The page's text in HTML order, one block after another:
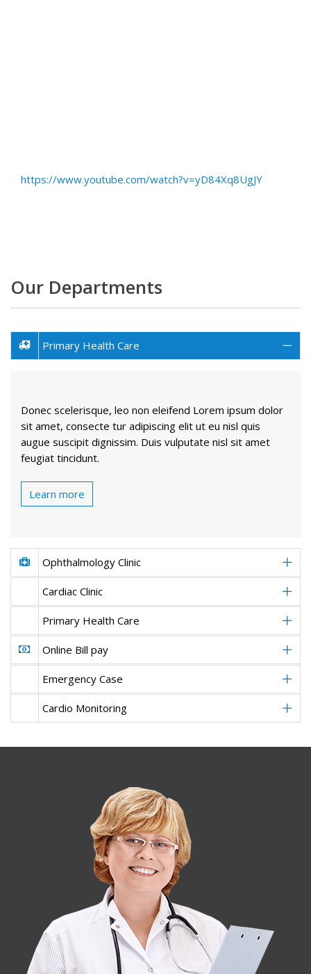
https://www.youtube.com/watch?v=yD84Xq8UgJY
Our Departments
Primary Health Care
Donec scelerisque, leo non eleifend Lorem ipsum dolor
sit amet, consecte tur adipiscing elit ut eu nisl quis
augue suscipit dignissim. Duis vulputate nisl sit amet
feugiat tincidunt.
Learn more
Ophthalmology Clinic
Cardiac Clinic
Primary Health Care
Online Bill pay
Emergency Case
Cardio Monitoring